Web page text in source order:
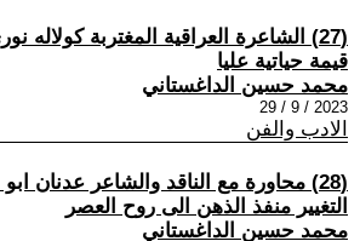
(27) الشاعرة العراقية المغتربة كولاله
قيمة حياتية عليا
محمد حسين الداغستاني
2023 / 9 / 29
الادب والفن
(28) محاورة مع الناقد والشاعر عدنان
التغيير منفذ الذهن الى روح العصر
محمد حسين الداغستاني